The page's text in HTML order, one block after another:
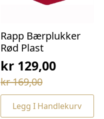
Rapp Bærplukker
Rød Plast
kr169,00
Opprinnelig
pris
var:
kr129,00
Nåværende
pris
er:Legg I Handlekurv